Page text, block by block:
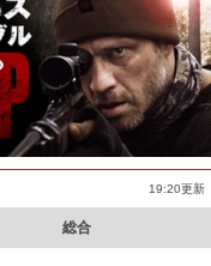
19:20更新
総合